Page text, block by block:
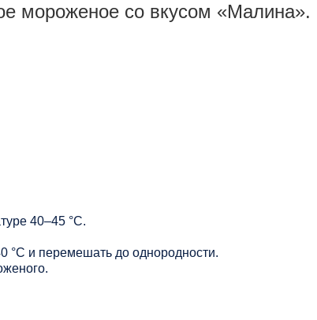
мороженое со вкусом «Малина».
40–45 °C.
°C и перемешать до однородности.